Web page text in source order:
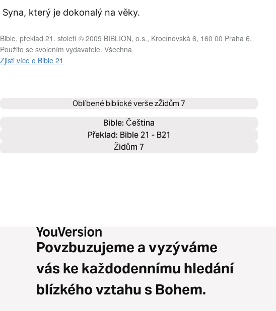
Syna, který je dokonalý na věky.
Bible, překlad 21. století © 2009 BIBLION, o.s., Krocínovská 6, 160 00 Praha 6.
Použito se svolením vydavatele. Všechna
Zjisti více o Bible 21
Oblíbené biblické verše zŽidům 7
Bible: Čeština
Překlad: Bible 21 - B21
Židům 7
Povzbuzujeme a vyzýváme
vás ke každodennímu hledání
blízkého vztahu s Bohem.